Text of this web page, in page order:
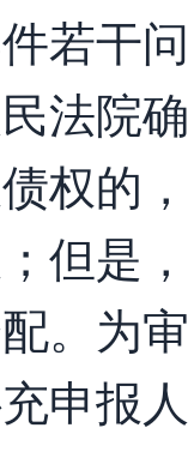
若干
法院
权的
但是
。为
申报